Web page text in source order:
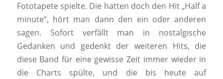
Fototapete spielte. Die hatten doch den Hit „Half a
minute“, hört man dann den ein oder anderen
sagen. Sofort verfällt man in nostalgische
Gedanken und gedenkt der weiteren Hits, die
diese Band für eine gewisse Zeit immer wieder in
die Charts spülte, und die bis heute auf